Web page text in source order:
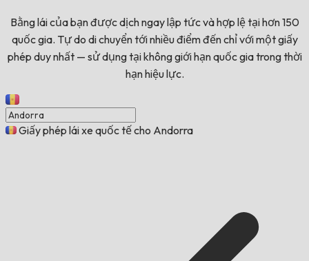
Bằng lái của bạn được dịch ngay lập tức và hợp lệ tại hơn 150
quốc gia. Tự do di chuyển tới nhiều điểm đến chỉ với một giấy
phép duy nhất — sử dụng tại không giới hạn quốc gia trong thời
hạn hiệu lực.
Giấy phép lái xe quốc tế cho Andorra